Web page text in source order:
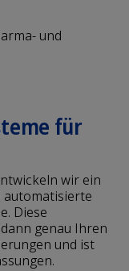
und
für
wir ein
automatisierte
Diese
genau Ihren
und ist